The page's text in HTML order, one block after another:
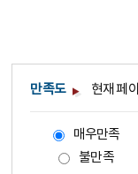
만족도 현재 페
매우만족
불만족